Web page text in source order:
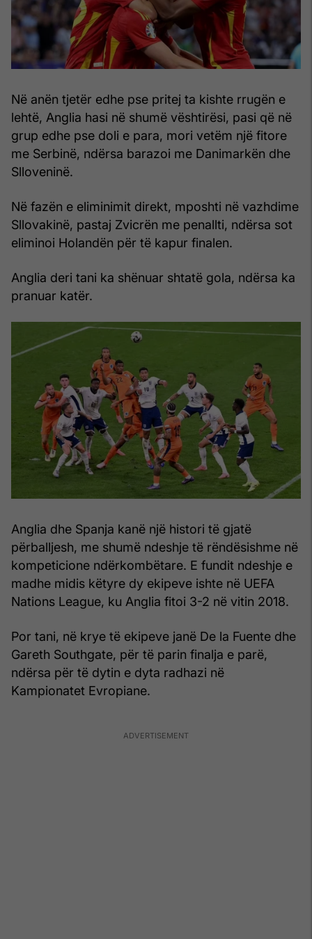
Në anën tjetër edhe pse pritej ta kishte rrugën e
lehtë, Anglia hasi në shumë vështirësi, pasi që në
grup edhe pse doli e para, mori vetëm një fitore
me Serbinë, ndërsa barazoi me Danimarkën dhe
Slloveninë.
Në fazën e eliminimit direkt, mposhti në vazhdime
Sllovakinë, pastaj Zvicrën me penallti, ndërsa sot
eliminoi Holandën për të kapur finalen.
Anglia deri tani ka shënuar shtatë gola, ndërsa ka
pranuar katër.
Anglia dhe Spanja kanë një histori të gjatë
përballjesh, me shumë ndeshje të rëndësishme në
kompeticione ndërkombëtare. E fundit ndeshje e
madhe midis këtyre dy ekipeve ishte në UEFA
Nations League, ku Anglia fitoi 3-2 në vitin 2018.
Por tani, në krye të ekipeve janë De la Fuente dhe
Gareth Southgate, për të parin finalja e parë,
ndërsa për të dytin e dyta radhazi në
Kampionatet Evropiane.